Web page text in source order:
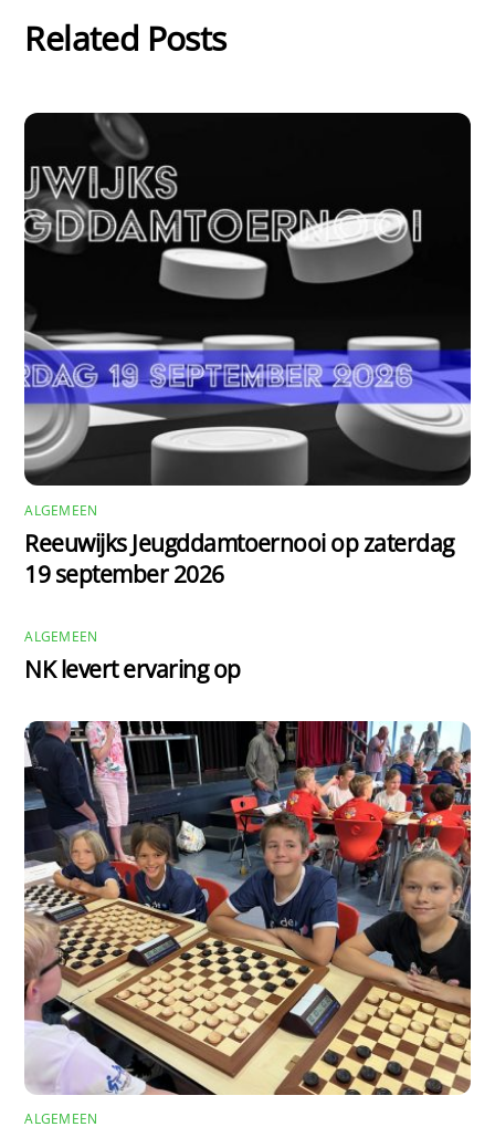
Related Posts
ALGEMEEN
Reeuwijks Jeugddamtoernooi op zaterdag
19 september 2026
ALGEMEEN
NK levert ervaring op
ALGEMEEN